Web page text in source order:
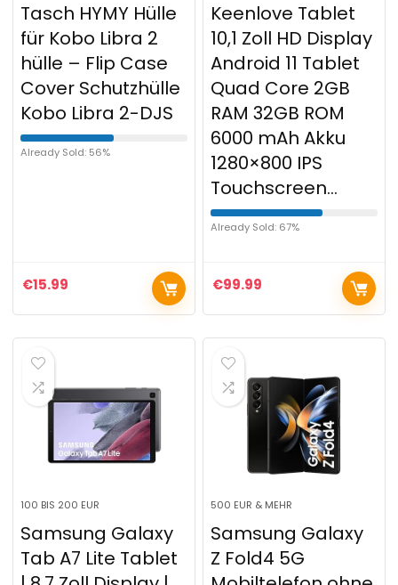
Tasch HYMY Hülle
für Kobo Libra 2
hülle – Flip Case
Cover Schutzhülle
Kobo Libra 2-DJS
Already Sold: 56%
€15.99
Keenlove Tablet
10,1 Zoll HD Display
Android 11 Tablet
Quad Core 2GB
RAM 32GB ROM
6000 mAh Akku
1280×800 IPS
Touchscreen…
Already Sold: 67%
€99.99
100 BIS 200 EUR
Samsung Galaxy
Tab A7 Lite Tablet
500 EUR & MEHR
Samsung Galaxy
Z Fold4 5G